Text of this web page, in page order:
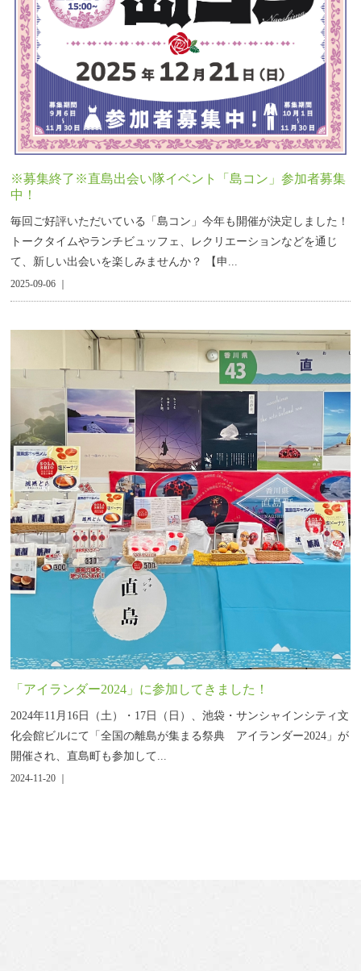
※募集終了※直島出会い隊イベント「島コン」参加者募集
中！
毎回ご好評いただいている「島コン」今年も開催が決定しました！
トークタイムやランチビュッフェ、レクリエーションなどを通じ
て、新しい出会いを楽しみませんか？ 【申...
2025-09-06 ｜
「アイランダー2024」に参加してきました！
2024年11月16日（土）・17日（日）、池袋・サンシャインシティ文
化会館ビルにて「全国の離島が集まる祭典 アイランダー2024」が
開催され、直島町も参加して...
2024-11-20 ｜